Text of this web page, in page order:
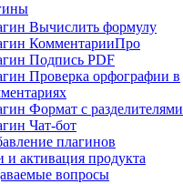
Вычислить формулу
КомментарииПро
Подпись PDF
Проверка орфографии в
Формат с разделителями
Чат-бот
плагинов
и активация продукта
вопросы